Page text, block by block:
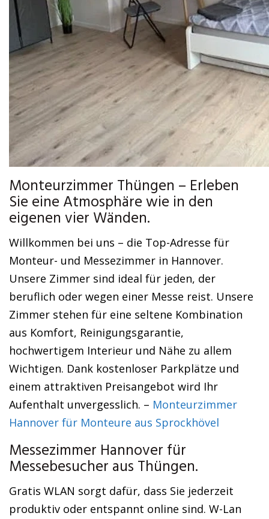
Monteurzimmer Thüngen – Erleben
Sie eine Atmosphäre wie in den
eigenen vier Wänden.
Willkommen bei uns – die Top-Adresse für
Monteur- und Messezimmer in Hannover.
Unsere Zimmer sind ideal für jeden, der
beruflich oder wegen einer Messe reist. Unsere
Zimmer stehen für eine seltene Kombination
aus Komfort, Reinigungsgarantie,
hochwertigem Interieur und Nähe zu allem
Wichtigen. Dank kostenloser Parkplätze und
einem attraktiven Preisangebot wird Ihr
Aufenthalt unvergesslich. – Monteurzimmer
Hannover für Monteure aus Sprockhövel
Messezimmer Hannover für
Messebesucher aus Thüngen.
Gratis WLAN sorgt dafür, dass Sie jederzeit
produktiv oder entspannt online sind. W-Lan